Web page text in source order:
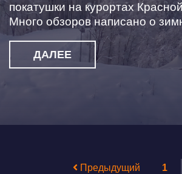
покатушки на курортах
Много обзоров написано о
ДАЛЕЕ
Предыдущий 1